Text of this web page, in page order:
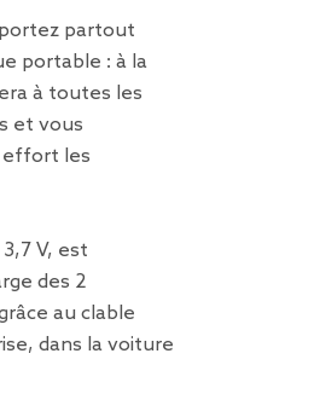
partout
portable : à la
à toutes les
et vous
effort les
V, est
des 2
au clable
dans la voiture